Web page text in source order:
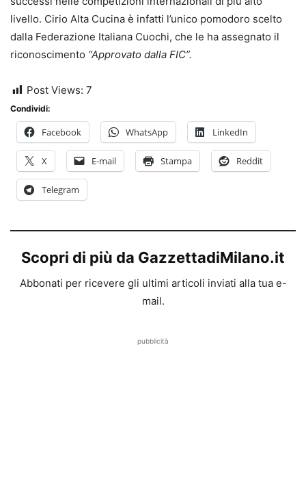
livello. Cirio Alta Cucina è infatti l’unico pomodoro scelto
dalla Federazione Italiana Cuochi, che le ha assegnato il
riconoscimento “Approvato dalla FIC”.
Post Views: 7
Condividi:
Facebook WhatsApp LinkedIn
X E-mail Stampa Reddit
Telegram
Scopri di più da GazzettadiMilano.it
Abbonati per ricevere gli ultimi articoli inviati alla tua e-
mail.
pubblicità